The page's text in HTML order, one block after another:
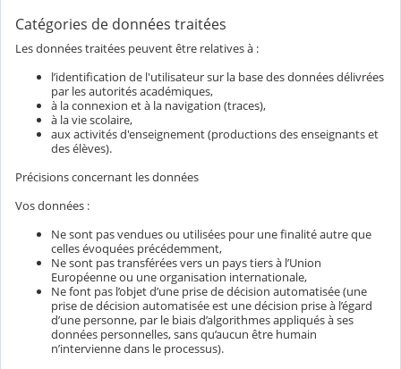
Catégories de données traitées
Les données traitées peuvent être relatives à :
l’identification de l'utilisateur sur la base des données délivrées
par les autorités académiques,
à la connexion et à la navigation (traces),
à la vie scolaire,
aux activités d'enseignement (productions des enseignants et
des élèves).
Précisions concernant les données
Vos données :
Ne sont pas vendues ou utilisées pour une finalité autre que
celles évoquées précédemment,
Ne sont pas transférées vers un pays tiers à l’Union
Européenne ou une organisation internationale,
Ne font pas l’objet d’une prise de décision automatisée (une
prise de décision automatisée est une décision prise à l’égard
d’une personne, par le biais d’algorithmes appliqués à ses
données personnelles, sans qu’aucun être humain
n’intervienne dans le processus).